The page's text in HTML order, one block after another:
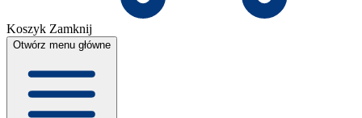
Koszyk Zamknij
Otwórz menu główne